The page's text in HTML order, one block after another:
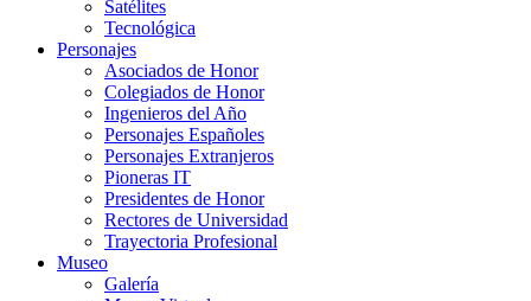
Satélites
Tecnológica
Personajes
Asociados de Honor
Colegiados de Honor
Ingenieros del Año
Personajes Españoles
Personajes Extranjeros
Pioneras IT
Presidentes de Honor
Rectores de Universidad
Trayectoria Profesional
Museo
Galería